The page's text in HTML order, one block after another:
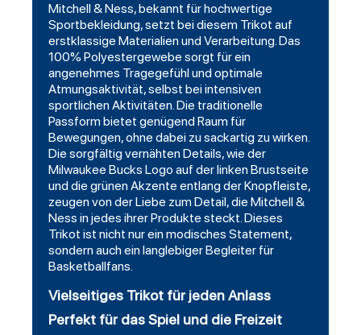
Mitchell & Ness, bekannt für hochwertige
Sportbekleidung, setzt bei diesem Trikot auf
erstklassige Materialien und Verarbeitung. Das
100% Polyestergewebe sorgt für ein
angenehmes Tragegefühl und optimale
Atmungsaktivität, selbst bei intensiven
sportlichen Aktivitäten. Die traditionelle
Passform bietet genügend Raum für
Bewegungen, ohne dabei zu sackartig zu wirken.
Die sorgfältig vernähten Details, wie der
Milwaukee Bucks Logo auf der linken Brustseite
und die grünen Akzente entlang der Knopfleiste,
zeugen von der Liebe zum Detail, die Mitchell &
Ness in jedes ihrer Produkte steckt. Dieses
Trikot ist nicht nur ein modisches Statement,
sondern auch ein langlebiger Begleiter für
Basketballfans.
Vielseitiges Trikot für jeden Anlass
Perfekt für das Spiel und die Freizeit